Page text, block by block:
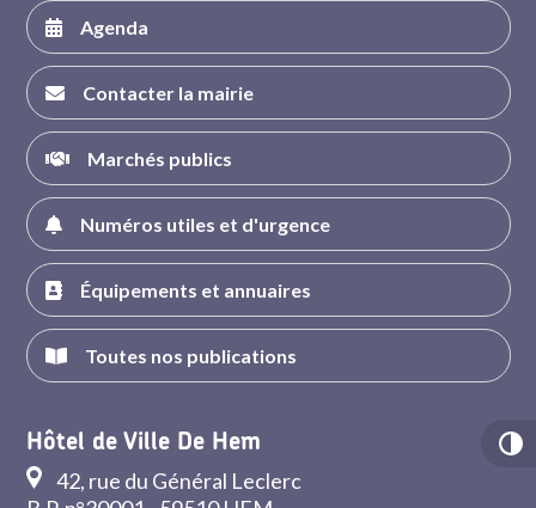
Agenda
Contacter la mairie
Marchés publics
Numéros utiles et d'urgence
Équipements et annuaires
Toutes nos publications
Hôtel de Ville De Hem
42, rue du Général Leclerc